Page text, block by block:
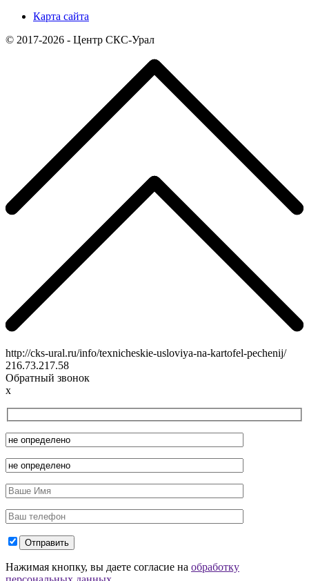
Карта сайта
© 2017-2026 - Центр СКС-Урал
http://cks-ural.ru/info/texnicheskie-usloviya-na-kartofel-pechenij/
216.73.217.58
Обратный звонок
x
Нажимая кнопку, вы даете согласие на обработку